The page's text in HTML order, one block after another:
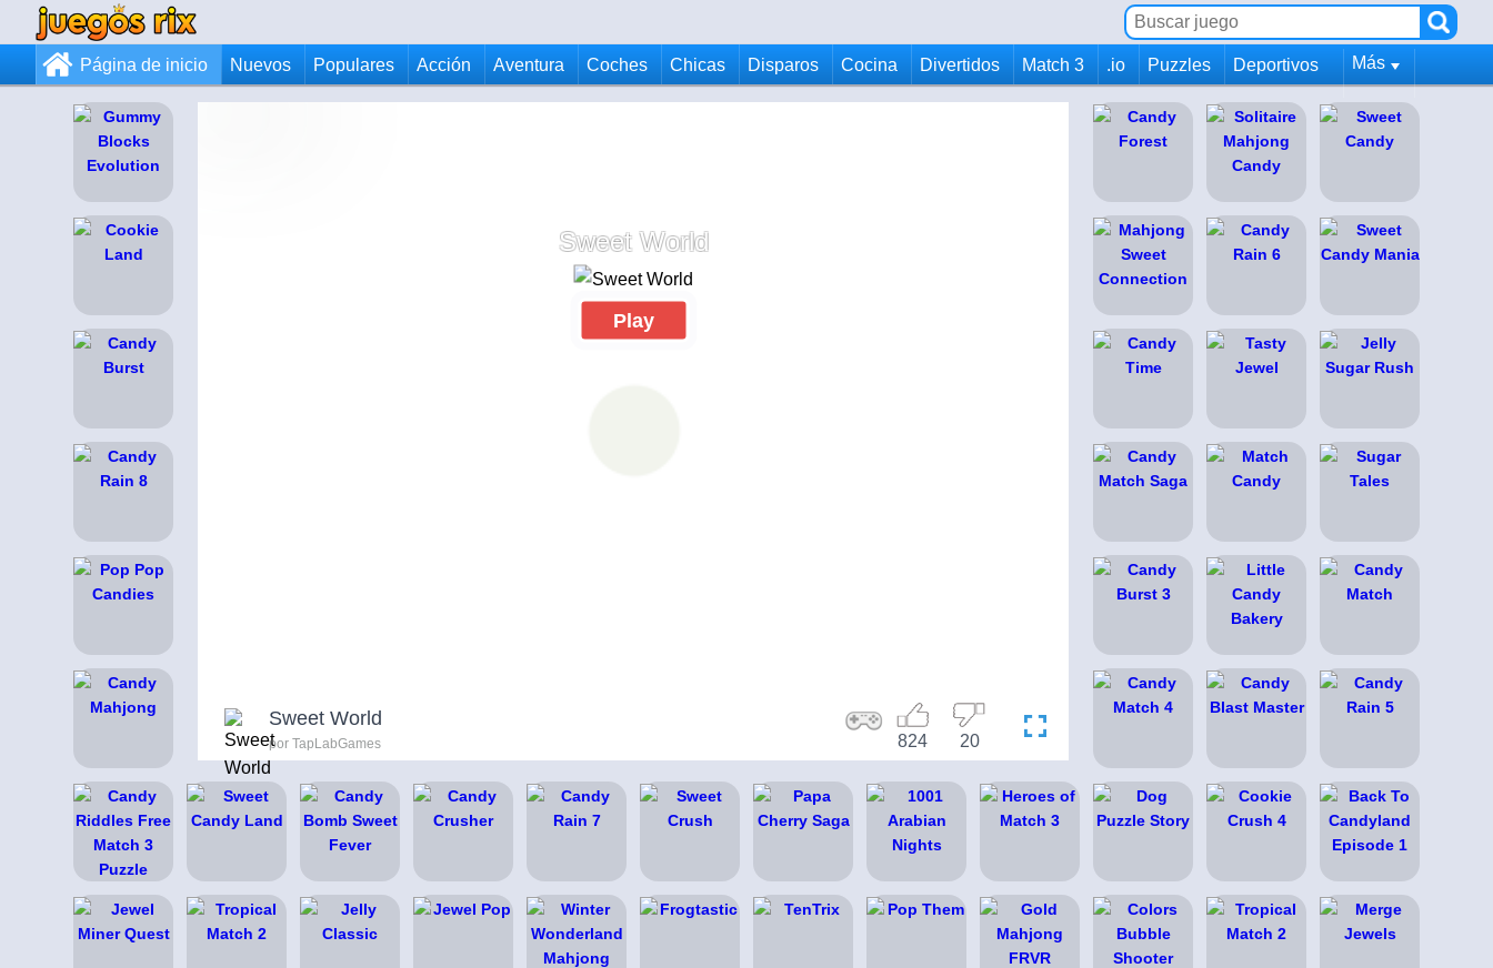
Página de inicio Nuevos Populares Acción Aventura Coches Chicas Disparos Cocina Divertidos Match 3 .io Puzzles Deportivos Más
Sweet World
Play
Sweet World
por TapLabGames 20
824